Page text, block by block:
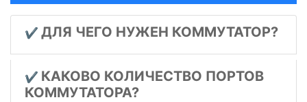
✔️ ДЛЯ ЧЕГО НУЖЕН КОММУТАТОР?
✔️ КАКОВО КОЛИЧЕСТВО ПОРТОВ
КОММУТАТОРА?